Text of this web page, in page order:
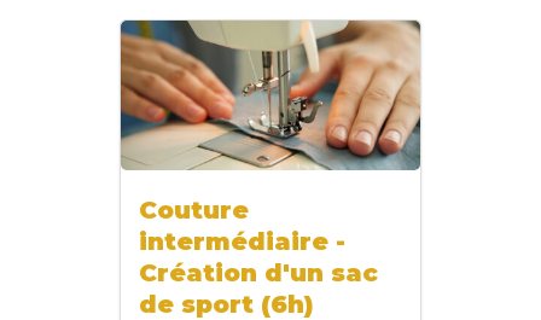
Couture
intermédiaire -
Création d'un sac
de sport (6h)